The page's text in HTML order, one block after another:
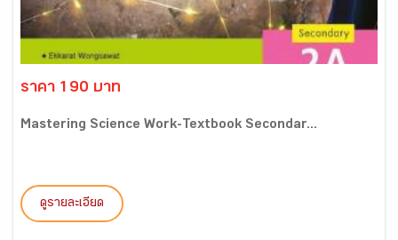
ราคา 190 บาท
Mastering Science Work-Textbook Secondar...
ดูรายละเอียด